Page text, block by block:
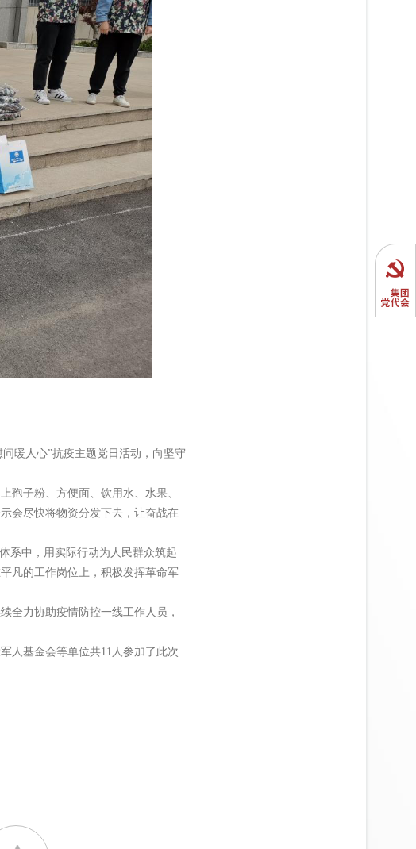
暖人心”抗疫主题党日活动，向坚守
孢子粉、方便面、饮用水、水果、
会尽快将物资分发下去，让奋战在
系中，用实际行动为人民群众筑起
凡的工作岗位上，积极发挥革命军
全力协助疫情防控一线工作人员，
人基金会等单位共11人参加了此次